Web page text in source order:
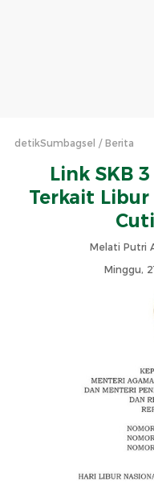
detikSumbagsel Berita
Link SKB
Terkait Libur
Melati Putri
Minggu,